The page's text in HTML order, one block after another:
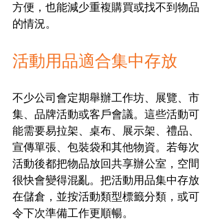
方便，也能減少重複購買或找不到物品
的情況。
活動用品適合集中存放
不少公司會定期舉辦工作坊、展覽、市
集、品牌活動或客戶會議。這些活動可
能需要易拉架、桌布、展示架、禮品、
宣傳單張、包裝袋和其他物資。若每次
活動後都把物品放回共享辦公室，空間
很快會變得混亂。把活動用品集中存放
在儲倉，並按活動類型標籤分類，或可
令下次準備工作更順暢。